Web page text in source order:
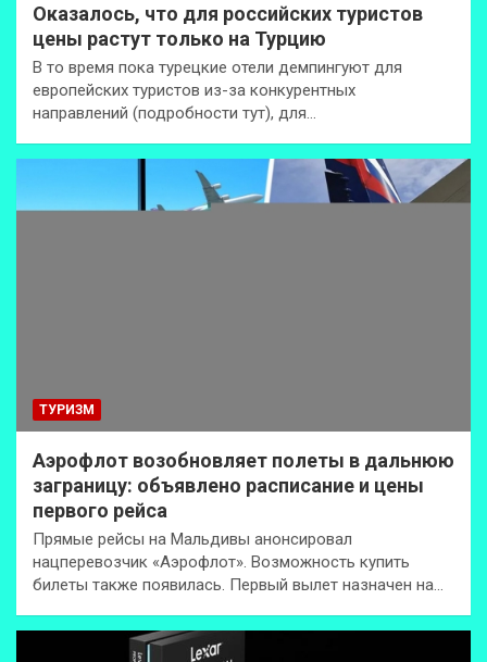
Оказалось, что для российских туристов
цены растут только на Турцию
В то время пока турецкие отели демпингуют для
европейских туристов из-за конкурентных
направлений (подробности тут), для…
ТУРИЗМ
Аэрофлот возобновляет полеты в дальнюю
заграницу: объявлено расписание и цены
первого рейса
Прямые рейсы на Мальдивы анонсировал
нацперевозчик «Аэрофлот». Возможность купить
билеты также появилась. Первый вылет назначен на…